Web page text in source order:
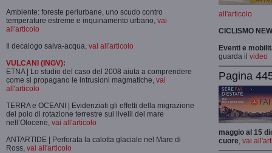
Ambiente: foreste periurbane, uno scudo contro
temperature estreme e inquinamento urbano, vai
all'articolo
Il decalogo salva-acqua, vai all'articolo
VULCANI (INGV):
ETNA | Lo studio del caso del 2008 aiuta a comprendere
come si propagano le intrusioni magmatiche, vai
all'articolo
TERRA e OCEANI | Evidenziati gli effetti della migrazione
del polo di rotazione terrestre sui livelli del mare
nell’Olocene, vai all'articolo
ANTARTIDE | Perforata la calotta glaciale nel Mare di
Ross, vai all'articolo
all'articolo
CICLISMO
Eventi e
guarda il video
Pagina
maggio al 15
cuore, vai